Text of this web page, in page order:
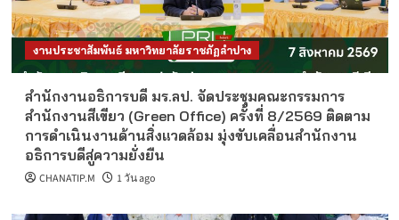
งานประชาสัมพันธ์ มหาวิทยาลัยราชภัฏลำปาง
สำนักงานอธิการบดี มร.ลป. จัดประชุมคณะกรรมการ
สำนักงานสีเขียว (Green Office) ครั้งที่ 8/2569 ติดตาม
การดำเนินงานด้านสิ่งแวดล้อม มุ่งขับเคลื่อนสำนักงาน
อธิการบดีสู่ความยั่งยืน
CHANATIP.M 1 วัน ago